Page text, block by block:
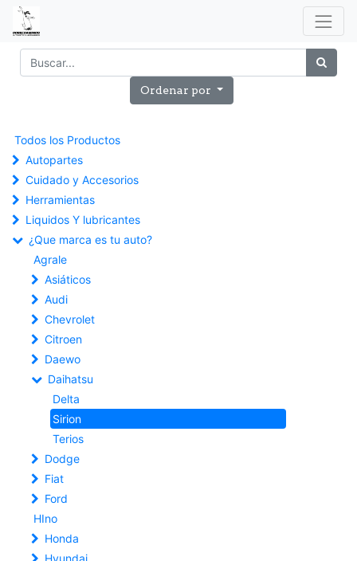
Ordenar por
Todos los Productos
Autopartes
Cuidado y Accesorios
Herramientas
Liquidos Y lubricantes
¿Que marca es tu auto?
Agrale
Asiáticos
Audi
Chevrolet
Citroen
Daewo
Daihatsu
Delta
Sirion
Terios
Dodge
Fiat
Ford
HIno
Honda
Hyundai